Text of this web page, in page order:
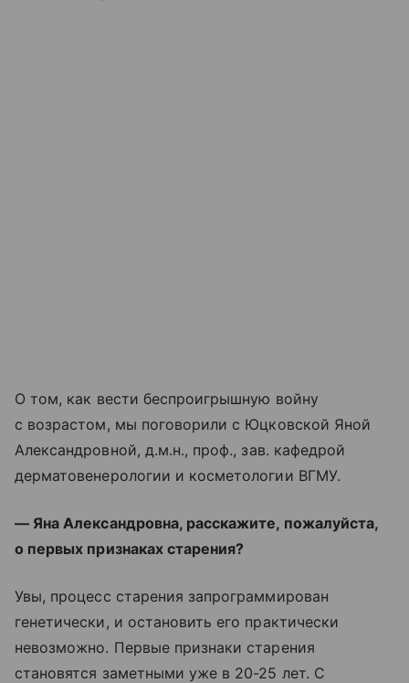
О том, как вести беспроигрышную войну
с возрастом, мы поговорили c Юцковской Яной
Александровной, д.м.н., проф., зав. кафедрой
дерматовенерологии и косметологии ВГМУ.
— Яна Александровна, расскажите, пожалуйста,
о первых признаках старения?
Увы, процесс старения запрограммирован
генетически, и остановить его практически
невозможно. Первые признаки старения
становятся заметными уже в 20-25 лет. С